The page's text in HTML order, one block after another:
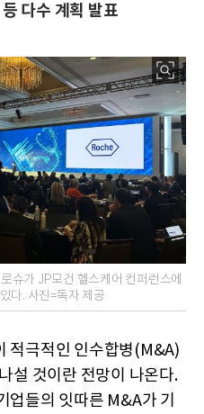
다수 계획 발표
슈가 JP모건 헬스케어 컨퍼런스에
다. 사진=독자 제공
적극적인 인수합병(M&A)
설 것이란 전망이 나온다.
업들의 잇따른 M&A가 기